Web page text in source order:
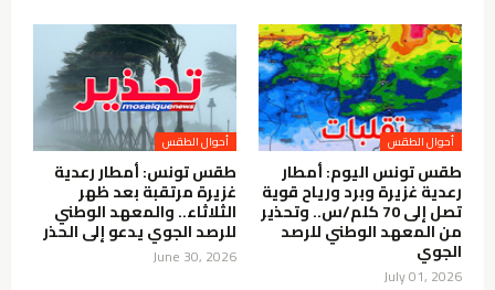
أحوال الطقس
طقس تونس اليوم: أمطار
رعدية غزيرة وبرد ورياح قوية
تصل إلى 70 كلم/س.. وتحذير
من المعهد الوطني للرصد
الجوي
July 01, 2026
أحوال الطقس
طقس تونس: أمطار رعدية
غزيرة مرتقبة بعد ظهر
الثلاثاء.. والمعهد الوطني
للرصد الجوي يدعو إلى الحذر
June 30, 2026